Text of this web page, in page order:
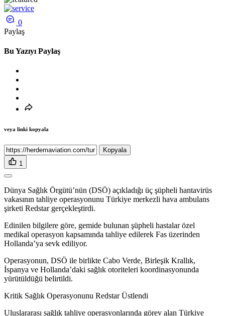
0
Paylaş
Bu Yazıyı Paylaş
veya linki kopyala
Kopyala
1
Dünya Sağlık Örgütü’nün (DSÖ) açıkladığı üç şüpheli hantavirüs
vakasının tahliye operasyonunu Türkiye merkezli hava ambulans
şirketi Redstar gerçekleştirdi.
Edinilen bilgilere göre, gemide bulunan şüpheli hastalar özel
medikal operasyon kapsamında tahliye edilerek Fas üzerinden
Hollanda’ya sevk ediliyor.
Operasyonun, DSÖ ile birlikte Cabo Verde, Birleşik Krallık,
İspanya ve Hollanda’daki sağlık otoriteleri koordinasyonunda
yürütüldüğü belirtildi.
Kritik Sağlık Operasyonunu Redstar Üstlendi
Uluslararası sağlık tahliye operasyonlarında görev alan Türkiye